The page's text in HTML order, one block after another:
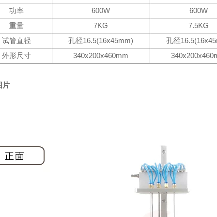
功率 600W
600W
重量
7KG
7.5KG
试管直径
孔径16.5(16x45mm)
孔径
外形尺寸
340x200x460mm
片